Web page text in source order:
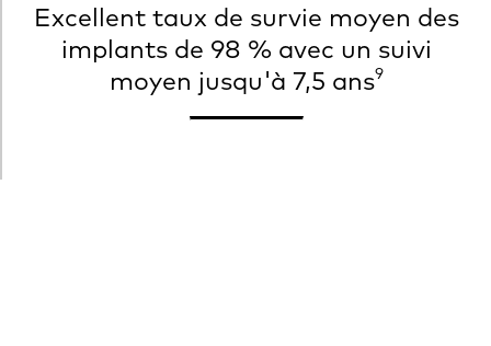
Excellent taux de survie moyen des
implants de 98 % avec un suivi
moyen jusqu'à 7,5 ans9